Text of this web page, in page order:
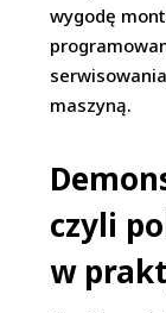
wygodę
maszyną.
czyli
w